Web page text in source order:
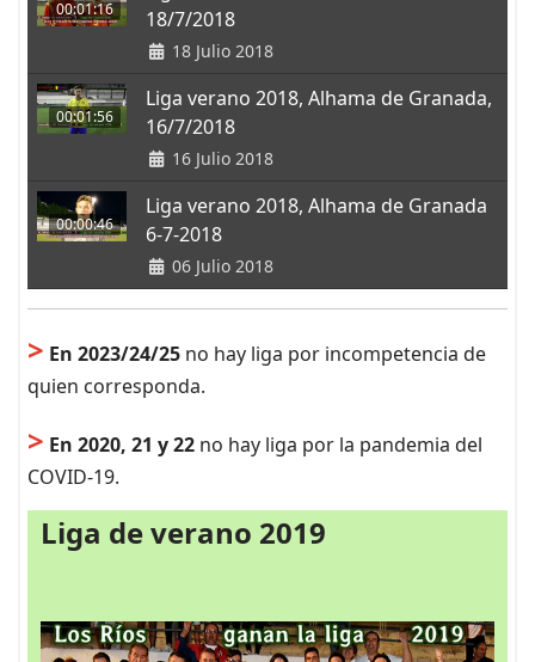
00:01:16
18/7/2018
18 Julio 2018
00:01:56
Liga verano 2018, Alhama de Granada,
16/7/2018
16 Julio 2018
00:00:46
Liga verano 2018, Alhama de Granada
6-7-2018
06 Julio 2018
> En 2023/24/25 no hay liga por incompetencia de
quien corresponda.
> En 2020, 21 y 22 no hay liga por la pandemia del
COVID-19.
Liga de verano 2019